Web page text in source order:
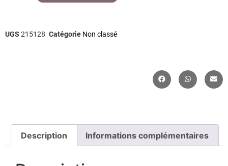
UGS 215128 Catégorie Non classé
Description Informations complémentaires